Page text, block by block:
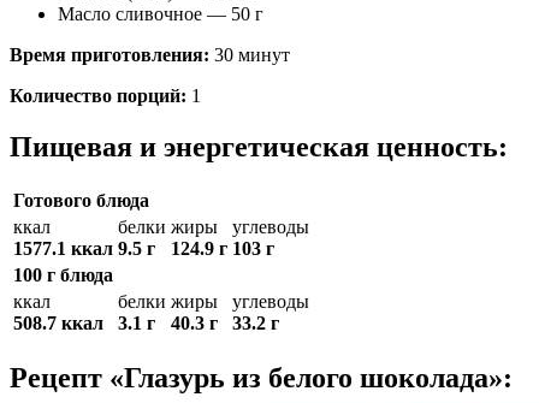
Масло сливочное — 50 г
Время приготовления: 30 минут
Количество порций: 1
Пищевая и энергетическая ценность:
Готового блюда
ккал
1577.1 ккал
белки
9.5 г
жиры
124.9 г
углеводы
103 г
100 г блюда
ккал
508.7 ккал
белки
3.1 г
жиры
40.3 г
углеводы
33.2 г
Рецепт «Глазурь из белого шоколада»: